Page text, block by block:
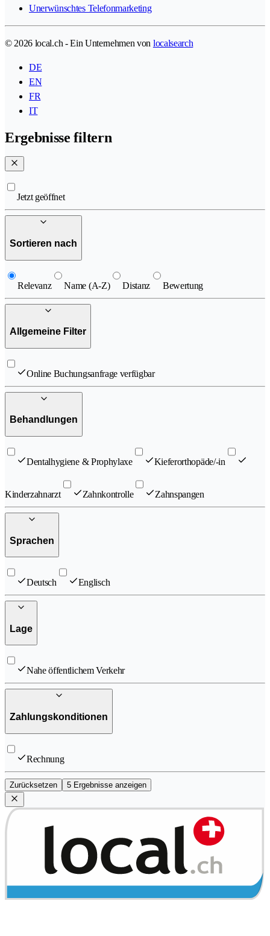
Unerwünschtes Telefonmarketing
© 2026 local.ch - Ein Unternehmen von localsearch
DE
EN
FR
IT
Ergebnisse filtern
Jetzt geöffnet
Sortieren nach
Relevanz Name (A-Z) Distanz Bewertung
Allgemeine Filter
Online Buchungsanfrage verfügbar
Behandlungen
Dentalhygiene & Prophylaxe Kieferorthopäde/-in
Kinderzahnarzt Zahnkontrolle Zahnspangen
Sprachen
Deutsch Englisch
Lage
Nahe öffentlichem Verkehr
Zahlungskonditionen
Rechnung
Zurücksetzen 5 Ergebnisse anzeigen